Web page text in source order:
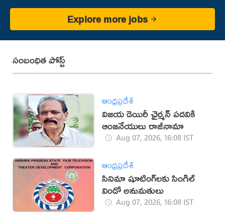
Explore more jobs
సంబంధిత పోస్ట్
ఆంధ్రప్రదేశ్
విజయ డెయిరీ ఛైర్మన్ పదవికి
ఆంజనేయులు రాజీనామా
Aug 07, 2026, 16:08 IST
ఆంధ్రప్రదేశ్
సినిమా షూటింగ్‌లకు సింగిల్
విండో అనుమతులు
Aug 07, 2026, 16:08 IST